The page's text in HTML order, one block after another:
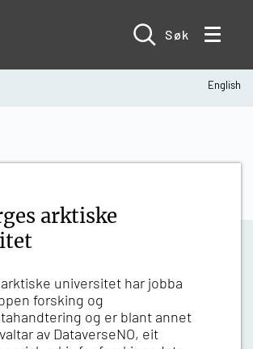
Søk
English
arktiske
universitet har jobba
forsking og
og er blant annet
av DataverseNO, eit